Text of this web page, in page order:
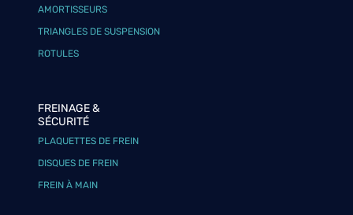
AMORTISSEURS
TRIANGLES DE SUSPENSION
ROTULES
FREINAGE &
SÉCURITÉ
PLAQUETTES DE FREIN
DISQUES DE FREIN
FREIN À MAIN